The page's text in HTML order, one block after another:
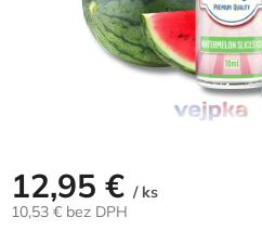
12,95 € / ks
10,53 € bez DPH